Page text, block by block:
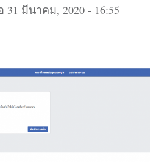
31 มีนาคม, 2020 - 16:55